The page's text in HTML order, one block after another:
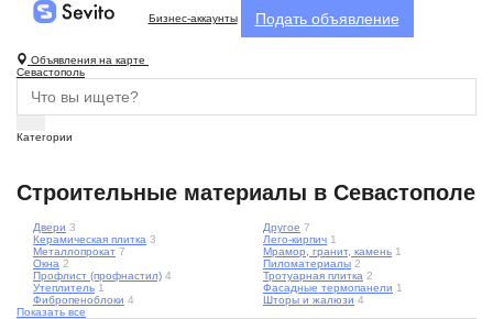
Бизнес-аккаунты Подать объявление
Объявления на карте
Севастополь
Категории
Строительные материалы в Севастополе
Двери 3 Другое 7
Керамическая плитка 3 Лего-кирпич 1
Металлопрокат 7 Мрамор, гранит, камень 1
Окна 2 Пиломатериалы 2
Профлист (профнастил) 4 Тротуарная плитка 2
Утеплитель 1 Фасадные термопанели 1
Фибропеноблоки 4 Шторы и жалюзи 4
Показать все